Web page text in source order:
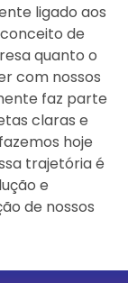
ligado aos
de
quanto o
com nossos
faz parte
claras e
hoje
trajetória é
e
de nossos